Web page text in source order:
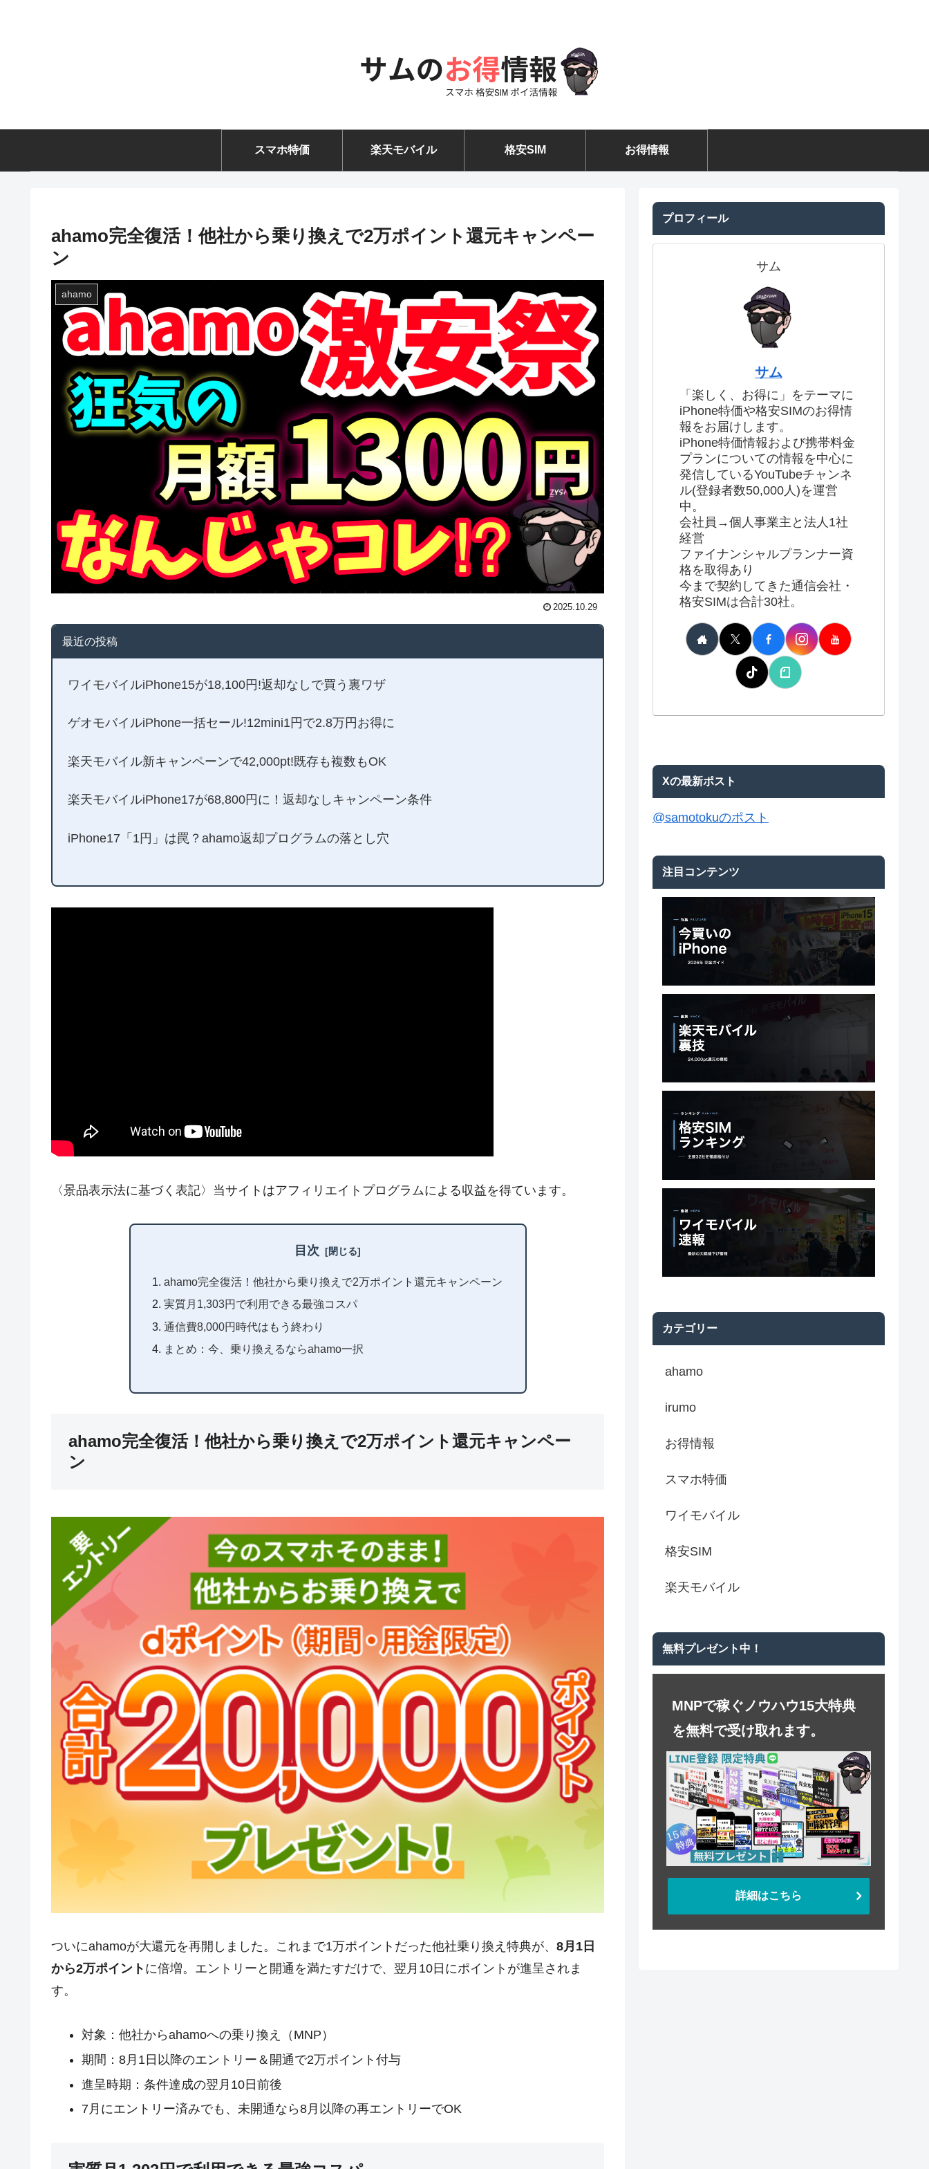
スマホ特価 楽天モバイル 格安SIM お得情報
ahamo完全復活！他社から乗り換えで2万ポイント還元キャンペー
ン
ahamo
2025.10.29
最近の投稿
ワイモバイルiPhone15が18,100円!返却なしで買う裏ワザ
ゲオモバイルiPhone一括セール!12mini1円で2.8万円お得に
楽天モバイル新キャンペーンで42,000pt!既存も複数もOK
楽天モバイルiPhone17が68,800円に！返却なしキャンペーン条件
iPhone17「1円」は罠？ahamo返却プログラムの落とし穴
〈景品表示法に基づく表記〉当サイトはアフィリエイトプログラムによる収益を得ています。
目次
ahamo完全復活！他社から乗り換えで2万ポイント還元キャンペーン
実質月1,303円で利用できる最強コスパ
通信費8,000円時代はもう終わり
まとめ：今、乗り換えるならahamo一択
ahamo完全復活！他社から乗り換えで2万ポイント還元キャンペー
ン
ついにahamoが大還元を再開しました。これまで1万ポイントだった他社乗り換え特典が、 8月1日
から2万ポイント に倍増。エントリーと開通を満たすだけで、翌月10日にポイントが進呈されま
す。
対象：他社からahamoへの乗り換え（MNP）
期間：8月1日以降のエントリー＆開通で2万ポイント付与
進呈時期：条件達成の翌月10日前後
7月にエントリー済みでも、未開通なら8月以降の再エントリーでOK
プロフィール
サム
サム
「楽しく、お得に」をテーマに
iPhone特価や格安SIMのお得情
報をお届けします。
iPhone特価情報および携帯料金
プランについての情報を中心に
発信しているYouTubeチャンネ
ル(登録者数50,000人)を運営
中。
会社員→個人事業主と法人1社
経営
ファイナンシャルプランナー資
格を取得あり
今まで契約してきた通信会社・
格安SIMは合計30社。
Xの最新ポスト
@samotokuのポスト
注目コンテンツ
カテゴリー
ahamo
irumo
お得情報
スマホ特価
ワイモバイル
格安SIM
楽天モバイル
無料プレゼント中！
MNPで稼ぐノウハウ15大特典
を無料で受け取れます。
詳細はこちら